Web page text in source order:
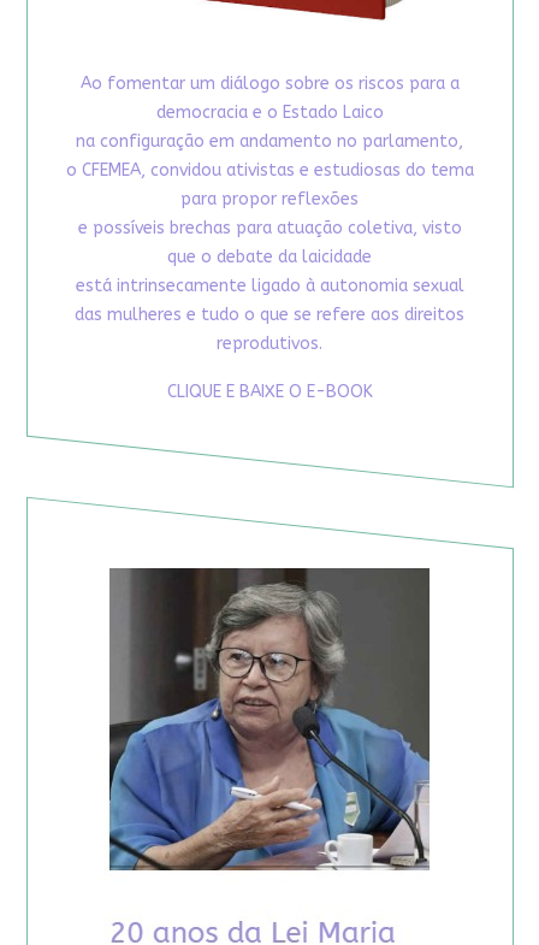
Ao fomentar um diálogo sobre os riscos para a
democracia e o Estado Laico
na configuração em andamento no parlamento,
o CFEMEA, convidou ativistas e estudiosas do tema
para propor reflexões
e possíveis brechas para atuação coletiva, visto
que o debate da laicidade
está intrinsecamente ligado à autonomia sexual
das mulheres e tudo o que se refere aos direitos
reprodutivos.
CLIQUE E BAIXE O E-BOOK